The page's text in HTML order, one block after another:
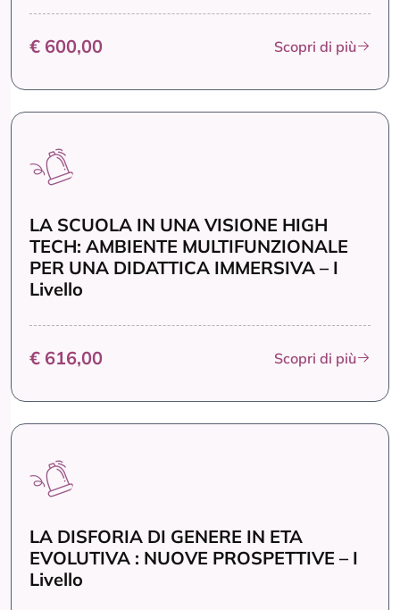
€ 600,00 Scopri di più
LA SCUOLA IN UNA VISIONE HIGH
TECH: AMBIENTE MULTIFUNZIONALE
PER UNA DIDATTICA IMMERSIVA – I
Livello
€ 616,00 Scopri di più
LA DISFORIA DI GENERE IN ETA
EVOLUTIVA : NUOVE PROSPETTIVE – I
Livello